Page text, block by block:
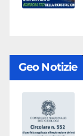
Geo Notizie